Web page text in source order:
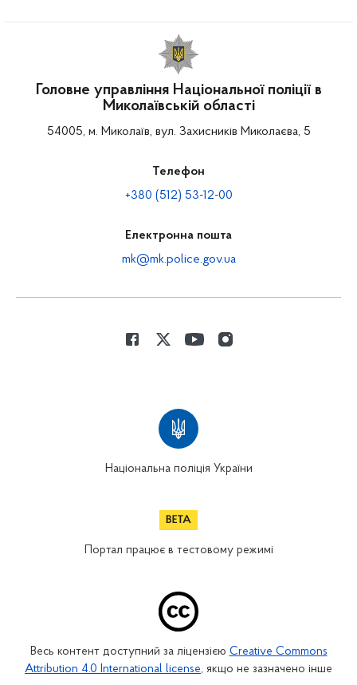
Головне управління Національної поліції в
Миколаївській області
54005, м. Миколаїв, вул. Захисників Миколаєва, 5
Телефон
+380 (512) 53-12-00
Електронна пошта
mk@mk.police.gov.ua
Національна поліція України
Портал працює в тестовому режимі
Весь контент доступний за ліцензією Creative Commons
Attribution 4.0 International license, якщо не зазначено інше